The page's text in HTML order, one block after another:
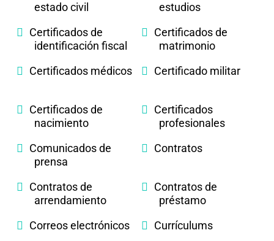
estado civil
estudios
Certificados de
identificación fiscal
Certificados de
matrimonio
Certificados médicos
Certificado militar
Certificados de
nacimiento
Certificados
profesionales
Comunicados de
prensa
Contratos
Contratos de
arrendamiento
Contratos de
préstamo
Correos electrónicos
Currículums